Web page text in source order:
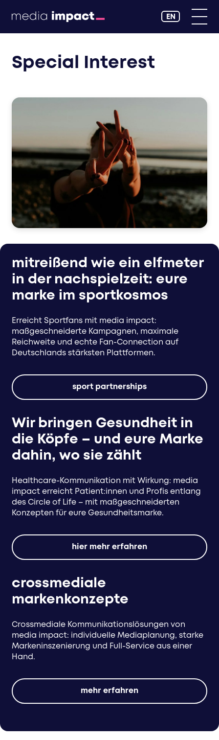
EN
Special Interest
mitreißend wie ein elfmeter
in der nachspielzeit: eure
marke im sportkosmos
Erreicht Sportfans mit media impact:
maßgeschneiderte Kampagnen, maximale
Reichweite und echte Fan-Connection auf
Deutschlands stärksten Plattformen.
sport partnerships
Wir bringen Gesundheit in
die Köpfe – und eure Marke
dahin, wo sie zählt
Healthcare-Kommunikation mit Wirkung: media
impact erreicht Patient:innen und Profis entlang
des Circle of Life – mit maßgeschneiderten
Konzepten für eure Gesundheitsmarke.
hier mehr erfahren
crossmediale
markenkonzepte
Crossmediale Kommunikationslösungen von
media impact: individuelle Mediaplanung, starke
Markeninszenierung und Full-Service aus einer
Hand.
mehr erfahren